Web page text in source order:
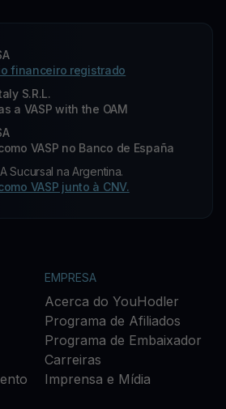
financeiro registrado
S.R.L.
a VASP with the OAM
VASP no Banco de España
Sucursal na Argentina.
VASP junto à CNV.
EMPRESA
Acerca do YouHodler
Programa de Afiliados
Programa de Embaixador
Carreiras
Imprensa e Mídia